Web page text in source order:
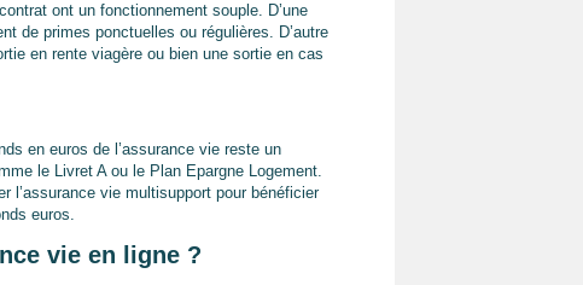
ont un fonctionnement souple. D’une
de primes ponctuelles ou régulières. D’autre
en rente viagère ou bien une sortie en cas
en euros de l’assurance vie reste un
le Livret A ou le Plan Epargne Logement.
l’assurance vie multisupport pour bénéficier
euros.
vie en ligne ?